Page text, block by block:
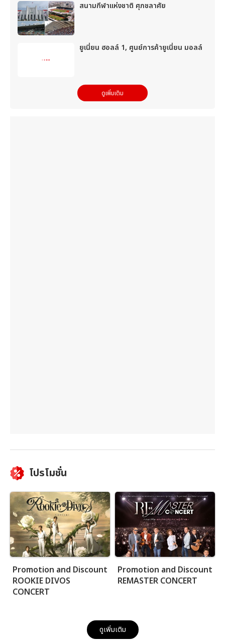
สนามกีฬาแห่งชาติ ศุภชลาศัย
ยูเนี่ยน ฮอลล์ 1, ศูนย์การค้ายูเนี่ยน มอลล์
ดูเพิ่มเติม
โปรโมชั่น
Promotion and Discount
ROOKIE DIVOS
CONCERT
Promotion and Discount
REMASTER CONCERT
ดูเพิ่มเติม